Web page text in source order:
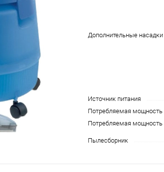
Дополнительные
Источник питания
Потребляемая мощность
Потребляемая мощность
Пылесборник